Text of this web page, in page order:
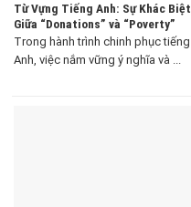
Từ Vựng Tiếng Anh: Sự Khác Biệt
Giữa “Donations” và “Poverty”
Trong hành trình chinh phục tiếng
Anh, việc nắm vững ý nghĩa và ...